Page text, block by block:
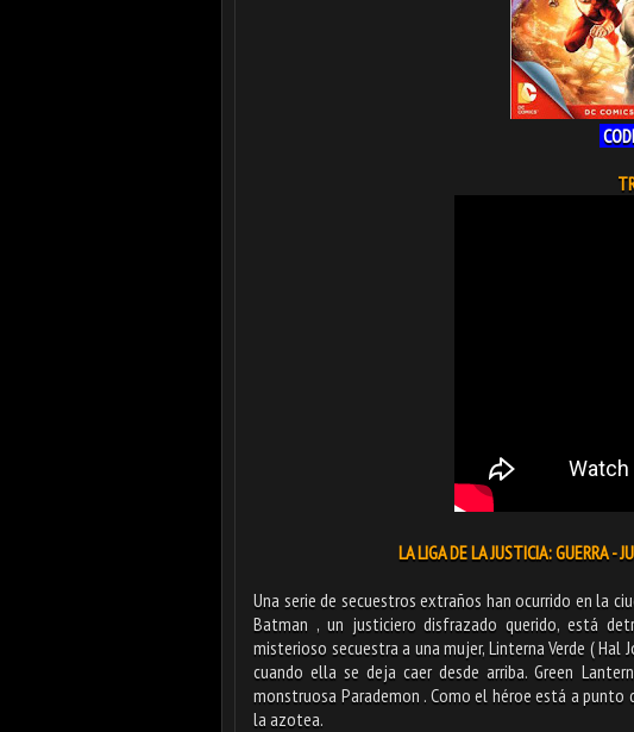
LA LIGA DE LA JUSTICIA: GUERRA
Una serie de secuestros extraños han ocurrido en la
Batman , un justiciero disfrazado querido, está
misterioso secuestra a una mujer, Linterna Verde (
cuando ella se deja caer desde arriba. Green
monstruosa Parademon . Como el héroe está a punto
la azotea.